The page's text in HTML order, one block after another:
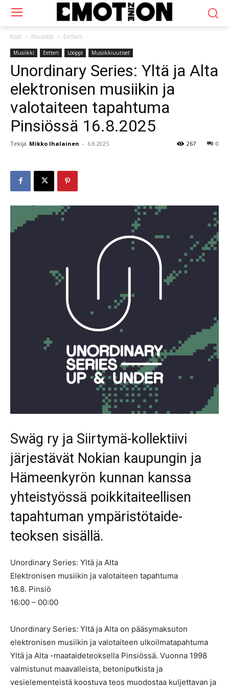
Koti Musiikki Eetteri
Musiikki Eetteri Lööppi Musiikkiuutiset
Unordinary Series: Yltä ja Alta
elektronisen musiikin ja
valotaiteen tapahtuma
Pinsiössä 16.8.2025
Tekijä Mikko Ihalainen - 6.8.2025 0
267
Swäg ry ja Siirtymä-kollektiivi
järjestävät Nokian kaupungin ja
Hämeenkyrön kunnan kanssa
yhteistyössä poikkitaiteellisen
tapahtuman ympäristötaide-
teoksen sisällä.
Unordinary Series: Yltä ja Alta
Elektronisen musiikin ja valotaiteen tapahtuma
16.8. Pinsiö
16:00 – 00:00
Unordinary Series: Yltä ja Alta on pääsymaksuton
elektronisen musiikin ja valotaiteen ulkoilmatapahtuma
Yltä ja Alta -maataideteoksella Pinsiössä. Vuonna 1998
valmistunut maavalleista, betoniputkista ja
vesielementeistä koostuva teos muodostaa kuljettavan ja